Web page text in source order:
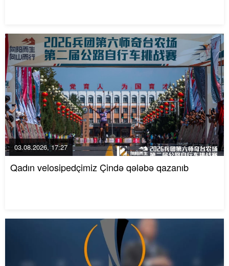
03.08.2026, 17:27
Qadın velosipedçimiz Çində qələbə qazanıb